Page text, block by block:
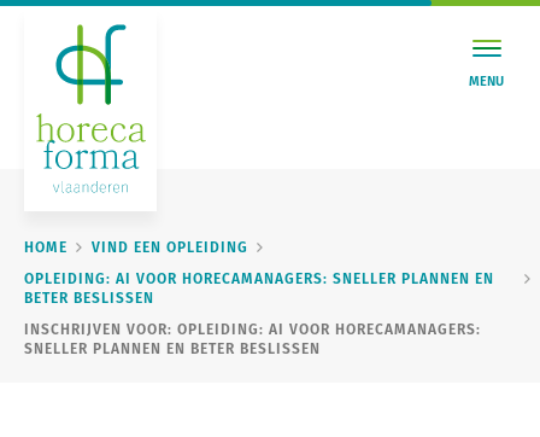
MENU
HOME
VIND EEN OPLEIDING
OPLEIDING: AI VOOR HORECAMANAGERS: SNELLER PLANNEN EN
BETER BESLISSEN
INSCHRIJVEN VOOR: OPLEIDING: AI VOOR HORECAMANAGERS:
SNELLER PLANNEN EN BETER BESLISSEN